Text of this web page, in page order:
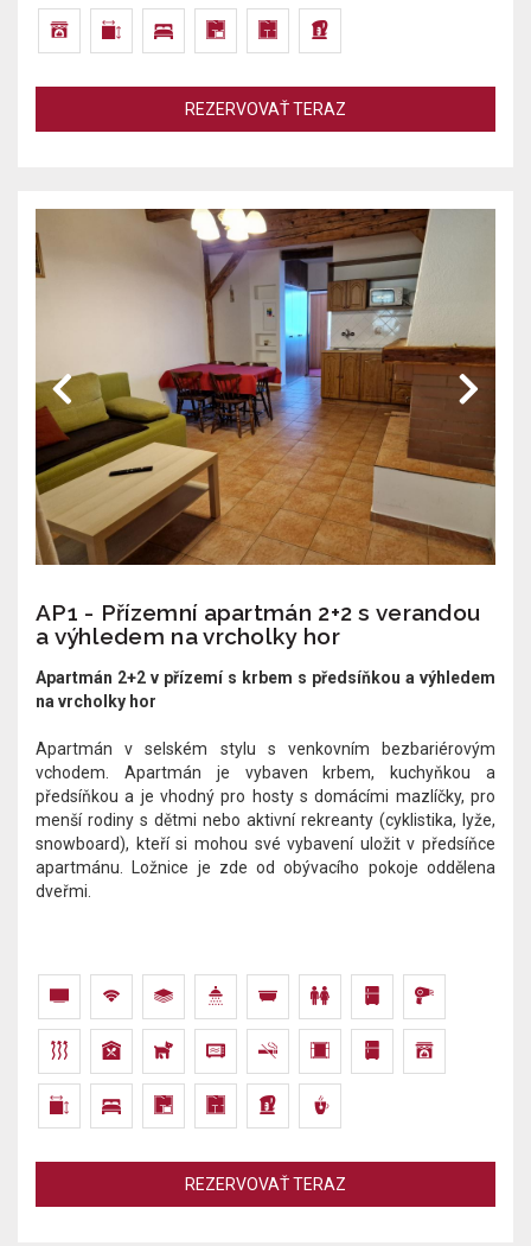
REZERVOVAŤ TERAZ
AP1 - Přízemní apartmán 2+2 s verandou
a výhledem na vrcholky hor
Apartmán 2+2 v přízemí s krbem s předsíňkou a výhledem
na vrcholky hor
Apartmán v selském stylu s venkovním bezbariérovým
vchodem. Apartmán je vybaven krbem, kuchyňkou a
předsíňkou a je vhodný pro hosty s domácími mazlíčky, pro
menší rodiny s dětmi nebo aktivní rekreanty (cyklistika, lyže,
snowboard), kteří si mohou své vybavení uložit v předsíňce
apartmánu. Ložnice je zde od obývacího pokoje oddělena
dveřmi.
REZERVOVAŤ TERAZ